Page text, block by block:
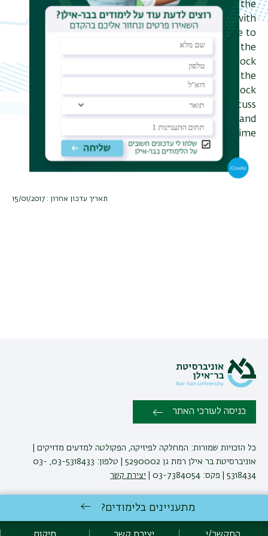
discuss effects of fluctuations in the
nearby environment probed with
atoms trapped in a lattice very close to
the surface. Then I will present the
effect of gravity probed by clock
interferometry, which connects to the
interplay of QM and GR and “clock
complementarity”. Finally, I will discuss
Stern-Gerlach interferometry and
describe it in the context of time
irreversibility.
תאריך עדכון אחרון : 15/01/2017
כניסה לעורכי האתר
כל הזכויות שמורות: המחלקה לפיזיקה, הפקולטה למדעים מדויקים |
אוניברסיטת בר אילן רמת גן 5290002 | טלפון: 03-5318433, 03-
5318434 | פקס: 03-7384054 |
יצירת קשר
באוניברסיטת בר-אילן
מתעניינים בלימודים?